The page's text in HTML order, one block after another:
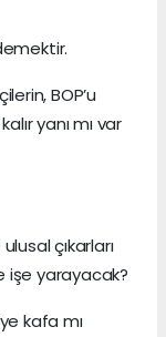
BOP’u
yanı mı var
çıkarları
işe yarayacak?
kafa mı